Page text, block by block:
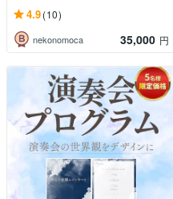
4.9(10)
nekonomoca 35,000 円